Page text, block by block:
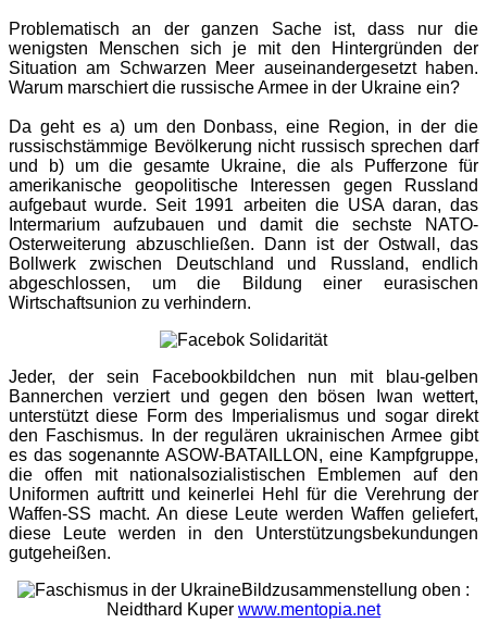
Problematisch an der ganzen Sache ist, dass nur die
wenigsten Menschen sich je mit den Hintergründen der
Situation am Schwarzen Meer auseinandergesetzt haben.
Warum marschiert die russische Armee in der Ukraine ein?
Da geht es a) um den Donbass, eine Region, in der die
russischstämmige Bevölkerung nicht russisch sprechen darf
und b) um die gesamte Ukraine, die als Pufferzone für
amerikanische geopolitische Interessen gegen Russland
aufgebaut wurde. Seit 1991 arbeiten die USA daran, das
Intermarium aufzubauen und damit die sechste NATO-
Osterweiterung abzuschließen. Dann ist der Ostwall, das
Bollwerk zwischen Deutschland und Russland, endlich
abgeschlossen, um die Bildung einer eurasischen
Wirtschaftsunion zu verhindern.
Jeder, der sein Facebookbildchen nun mit blau-gelben
Bannerchen verziert und gegen den bösen Iwan wettert,
unterstützt diese Form des Imperialismus und sogar direkt
den Faschismus. In der regulären ukrainischen Armee gibt
es das sogenannte ASOW-BATAILLON, eine Kampfgruppe,
die offen mit nationalsozialistischen Emblemen auf den
Uniformen auftritt und keinerlei Hehl für die Verehrung der
Waffen-SS macht. An diese Leute werden Waffen geliefert,
diese Leute werden in den Unterstützungsbekundungen
gutgeheißen.
Bildzusammenstellung oben :
Neidthard Kuper www.mentopia.net